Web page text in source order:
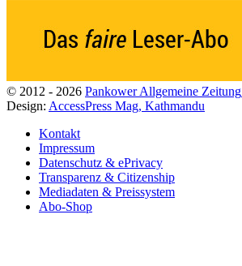
© 2012 - 2026 Pankower Allgemeine Zeitung
Design: AccessPress Mag, Kathmandu
Kontakt
Impressum
Datenschutz & ePrivacy
Transparenz & Citizenship
Mediadaten & Preissystem
Abo-Shop